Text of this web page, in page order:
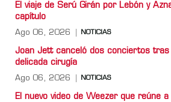
El viaje de Serú Girán por Lebón y
capítulo
Ago 06, 2026 NOTICIAS
Joan Jett canceló dos conciertos
delicada cirugía
Ago 06, 2026 NOTICIAS
El nuevo video de Weezer que reúne